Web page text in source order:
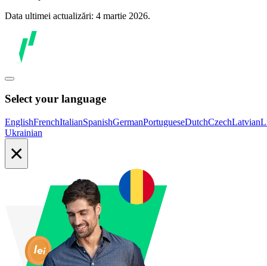
Data ultimei actualizări: 4 martie 2026.
Select your language
EnglishFrenchItalianSpanishGermanPortugueseDutchCzechLatvian
Ukrainian
×